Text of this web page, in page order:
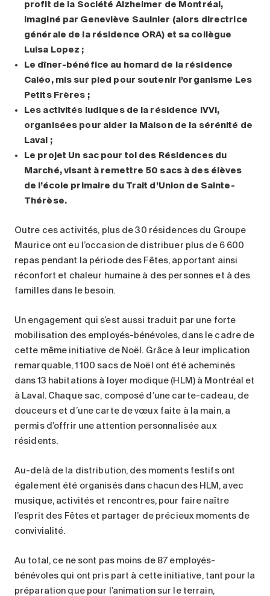
profit de la Société Alzheimer de Montréal,
imaginé par Geneviève Saulnier (alors directrice
générale de la résidence ORA) et sa collègue
Luisa Lopez ;
Le dîner-bénéfice au homard de la résidence
Caléo, mis sur pied pour soutenir l’organisme Les
Petits Frères ;
Les activités ludiques de la résidence iVVi,
organisées pour aider la Maison de la sérénité de
Laval ;
Le projet Un sac pour toi des Résidences du
Marché, visant à remettre 50 sacs à des élèves
de l’école primaire du Trait d’Union de Sainte-
Thérèse.
Outre ces activités, plus de 30 résidences du Groupe
Maurice ont eu l’occasion de distribuer plus de 6 600
repas pendant la période des Fêtes, apportant ainsi
réconfort et chaleur humaine à des personnes et à des
familles dans le besoin.
Un engagement qui s’est aussi traduit par une forte
mobilisation des employés-bénévoles, dans le cadre de
cette même initiative de Noël. Grâce à leur implication
remarquable, 1 100 sacs de Noël ont été acheminés
dans 13 habitations à loyer modique (HLM) à Montréal et
à Laval. Chaque sac, composé d’une carte-cadeau, de
douceurs et d’une carte de vœux faite à la main, a
permis d’offrir une attention personnalisée aux
résidents.
Au-delà de la distribution, des moments festifs ont
également été organisés dans chacun des HLM, avec
musique, activités et rencontres, pour faire naître
l’esprit des Fêtes et partager de précieux moments de
convivialité.
Au total, ce ne sont pas moins de 87 employés-
bénévoles qui ont pris part à cette initiative, tant pour la
préparation que pour l’animation sur le terrain,